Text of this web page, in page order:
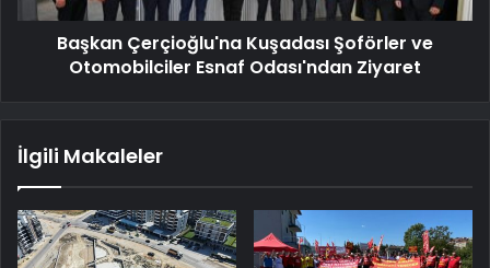
Başkan Çerçioğlu'na Kuşadası Şoförler ve
Otomobilciler Esnaf Odası'ndan Ziyaret
İlgili Makaleler